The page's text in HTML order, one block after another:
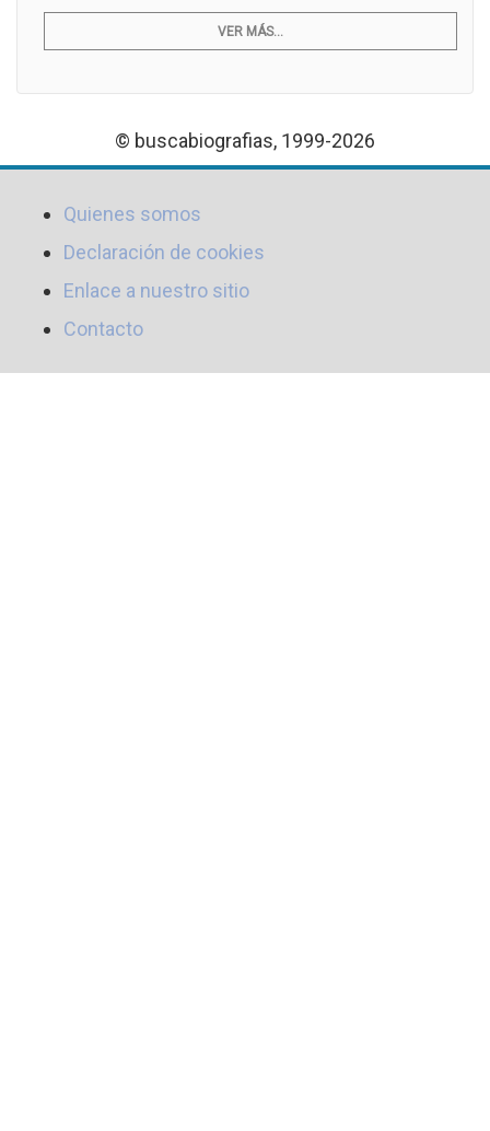
VER MÁS...
© buscabiografias, 1999-2026
Quienes somos
Declaración de cookies
Enlace a nuestro sitio
Contacto